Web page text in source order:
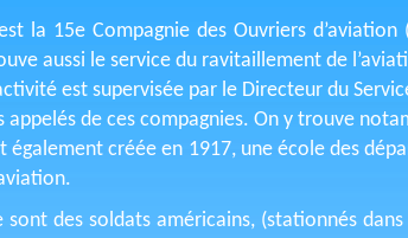
la 15e Compagnie des Ouvriers
aussi le service du ravitaillement de
est supervisée par le Directeur du
appelés de ces compagnies. On y trouve
également créée en 1917, une école des
sont des soldats américains, (stationnés